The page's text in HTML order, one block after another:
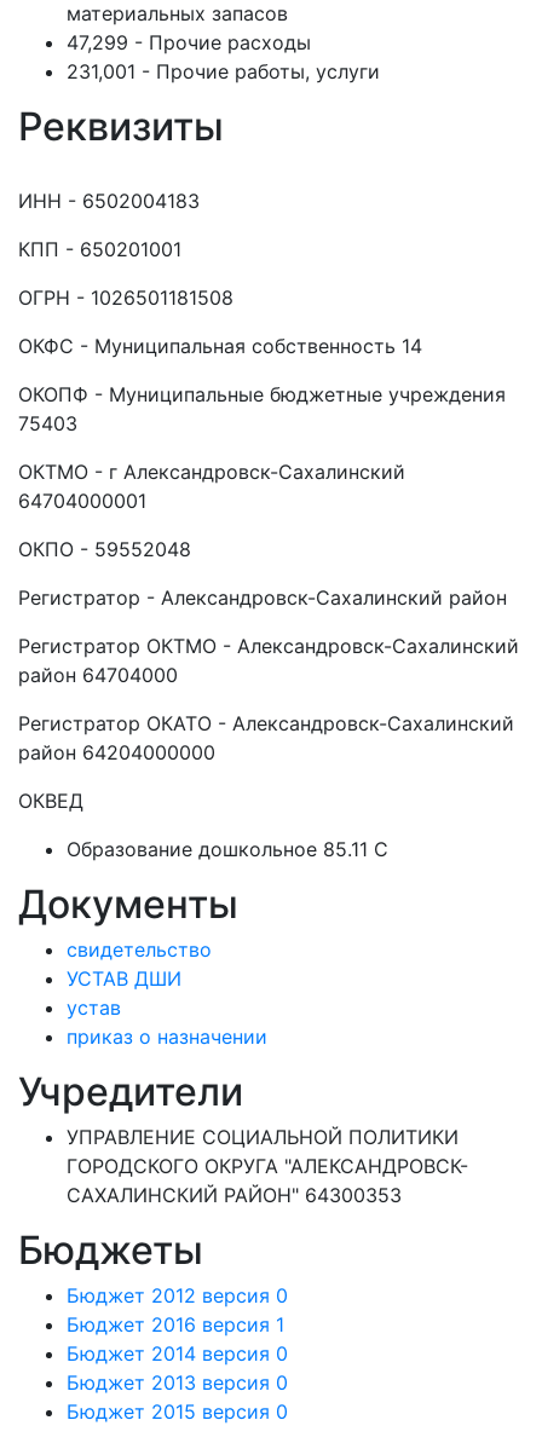
материальных запасов
47,299 - Прочие расходы
231,001 - Прочие работы, услуги
Реквизиты
ИНН - 6502004183
КПП - 650201001
ОГРН - 1026501181508
ОКФС - Муниципальная собственность 14
ОКОПФ - Муниципальные бюджетные учреждения
75403
ОКТМО - г Александровск-Сахалинский
64704000001
ОКПО - 59552048
Регистратор - Александровск-Сахалинский район
Регистратор ОКТМО - Александровск-Сахалинский
район 64704000
Регистратор ОКАТО - Александровск-Сахалинский
район 64204000000
ОКВЕД
Образование дошкольное 85.11 C
Документы
свидетельство
УСТАВ ДШИ
устав
приказ о назначении
Учредители
УПРАВЛЕНИЕ СОЦИАЛЬНОЙ ПОЛИТИКИ
ГОРОДСКОГО ОКРУГА "АЛЕКСАНДРОВСК-
САХАЛИНСКИЙ РАЙОН" 64300353
Бюджеты
Бюджет 2012 версия 0
Бюджет 2016 версия 1
Бюджет 2014 версия 0
Бюджет 2013 версия 0
Бюджет 2015 версия 0